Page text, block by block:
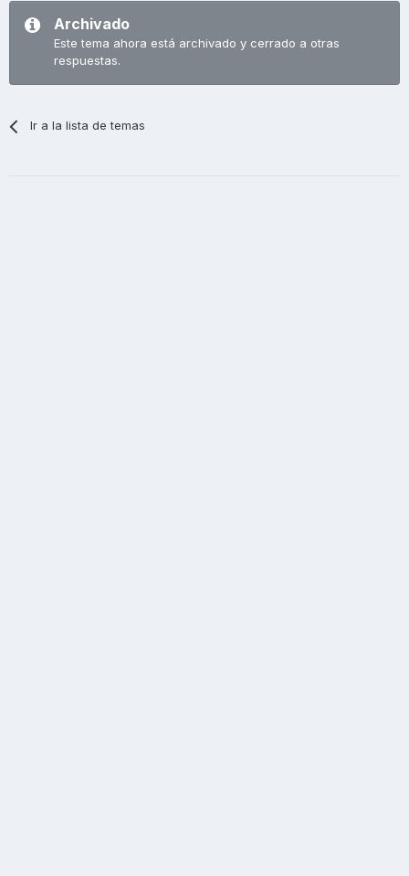
Archivado
Este tema ahora está archivado y cerrado a otras
respuestas.
Ir a la lista de temas